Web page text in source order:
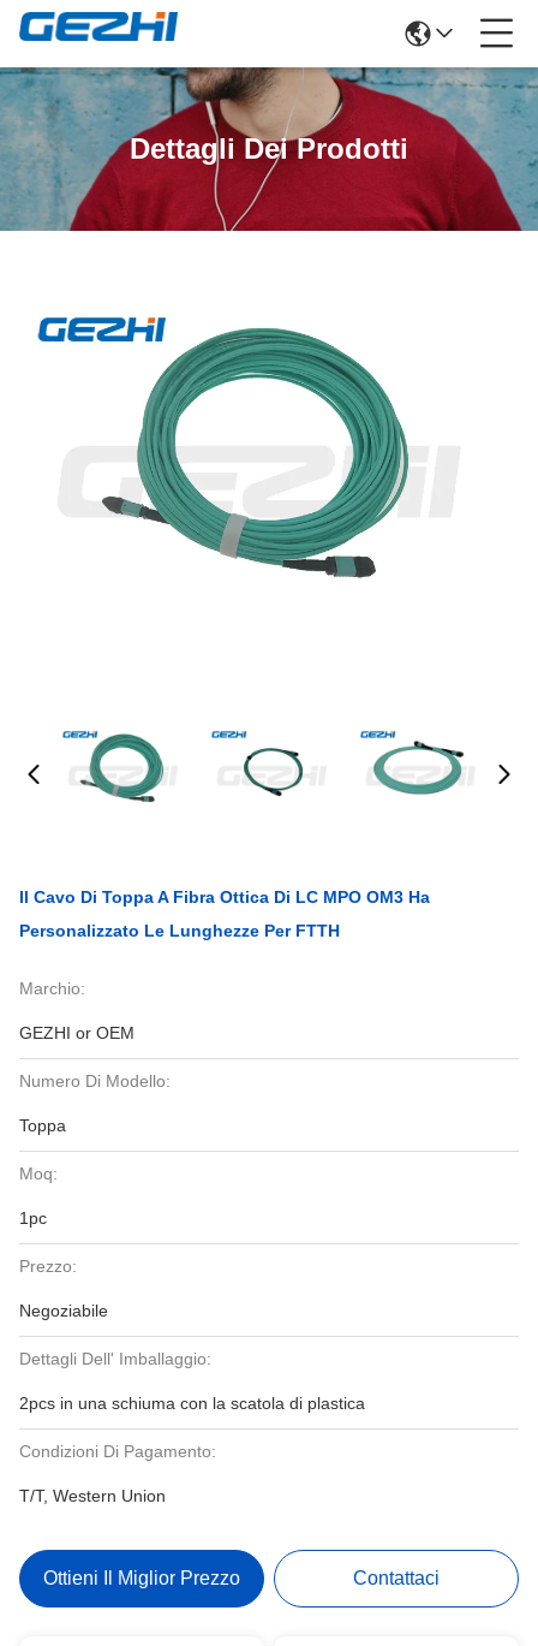
Dettagli Dei Prodotti
Il Cavo Di Toppa A Fibra Ottica Di LC MPO OM3 Ha
Personalizzato Le Lunghezze Per FTTH
Marchio:
GEZHI or OEM
Numero Di Modello:
Toppa
Moq:
1pc
Prezzo:
Negoziabile
Dettagli Dell' Imballaggio:
2pcs in una schiuma con la scatola di plastica
Condizioni Di Pagamento:
T/T, Western Union
Ottieni Il Miglior Prezzo Contattaci